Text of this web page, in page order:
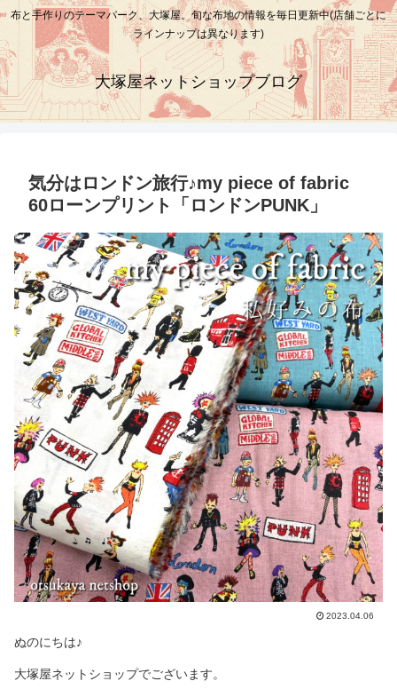
布と手作りのテーマパーク、大塚屋。旬な布地の情報を毎日更新中(店舗ごとに
ラインナップは異なります)
大塚屋ネットショップブログ
気分はロンドン旅行♪my piece of fabric
60ローンプリント「ロンドンPUNK」
2023.04.06
ぬのにちは♪
大塚屋ネットショップでございます。